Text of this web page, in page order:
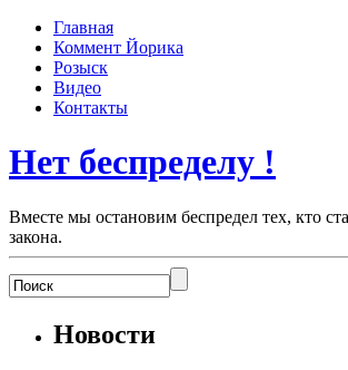
Главная
Коммент Йорика
Розыск
Видео
Контакты
Нет беспределу !
Вместе мы остановим беспредел тех, кто
закона.
Новости